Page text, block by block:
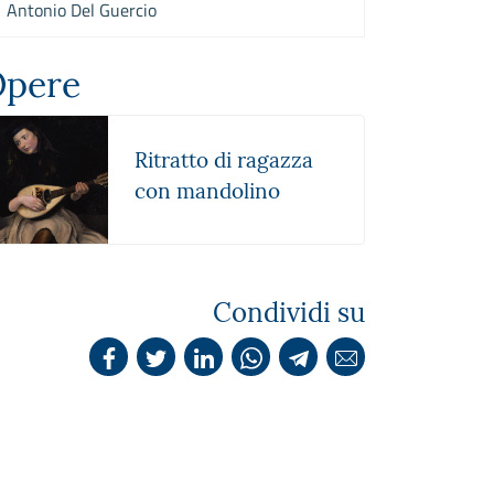
Antonio Del Guercio
Ritratto di ragazza
con mandolino
Condividi su